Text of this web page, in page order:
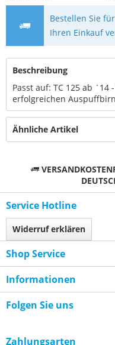
Bestellen Sie
Ihren Einkauf
Beschreibung
Passt auf: TC 125 ab
erfolgreichen
Ähnliche Artikel
Service Hotline
Widerruf erklären
Shop Service
Informationen
Folgen Sie uns
Zahlungsarten